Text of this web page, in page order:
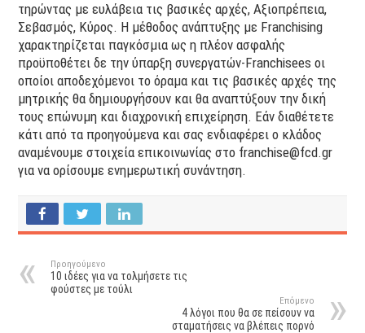
τηρώντας με ευλάβεια τις βασικές αρχές, Αξιοπρέπεια,
Σεβασμός, Κύρος. Η μέθοδος ανάπτυξης με Franchising
χαρακτηρίζεται παγκόσμια ως η πλέον ασφαλής
προϋποθέτει δε την ύπαρξη συνεργατών-Franchisees οι
οποίοι αποδεχόμενοι το όραμα και τις βασικές αρχές της
μητρικής θα δημιουργήσουν και θα αναπτύξουν την δική
τους επώνυμη και διαχρονική επιχείρηση. Εάν διαθέτετε
κάτι από τα προηγούμενα και σας ενδιαφέρει ο κλάδος
αναμένουμε στοιχεία επικοινωνίας στο franchise@fcd.gr
για να ορίσουμε ενημερωτική συνάντηση.
Προηγούμενο
10 ιδέες για να τολμήσετε τις
φούστες με τούλι
Επόμενο
4 λόγοι που θα σε πείσουν να
σταματήσεις να βλέπεις πορνό